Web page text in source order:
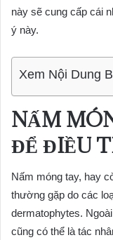
này sẽ cung cấp cái
ý này.
Xem Nội Dung
NẤM
ĐỂ ĐIỀU
Nấm móng tay, hay
thường gặp do các
dermatophytes.
cũng có thể là tác